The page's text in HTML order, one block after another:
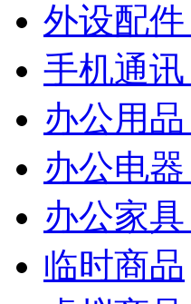
外设配
手机通
办公用
办公电
办公家
临时商品